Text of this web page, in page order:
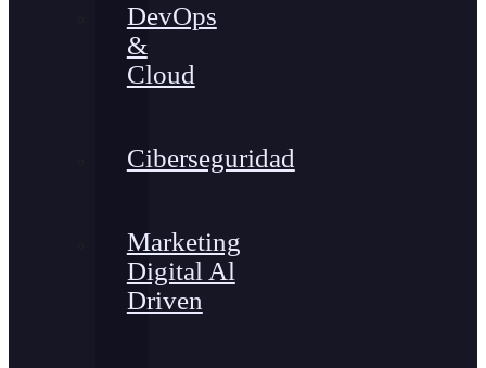
DevOps
&
Cloud
Ciberseguridad
Marketing
Digital Al
Driven